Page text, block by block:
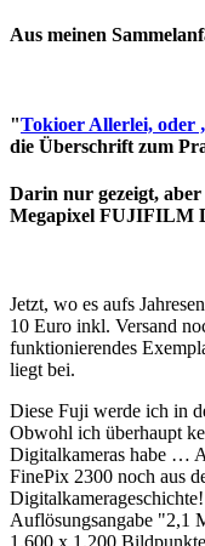
Aus meinen
"Tokioer Allerlei, oder
die Überschrift zum
Darin nur gezeigt, aber
Megapixel FUJIFILM
Jetzt, wo es aufs
10 Euro inkl. Versand
funktionierendes
liegt bei.
Diese Fuji werde ich in
Obwohl ich überhaupt
Digitalkameras habe …
FinePix 2300 noch aus
Auflösungsangabe "2,1